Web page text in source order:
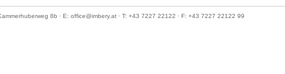
8b · E: office@imbery.at · T: +43 7227 22122 · F: +43 7227 22122 99